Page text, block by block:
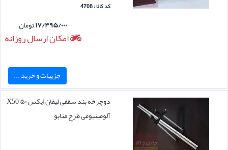
کد کالا : 4708
۱۷/۴۹۵/۰۰۰تومان
امکان ارسال روزانه
جزییات و خرید ...
دوچرخه بند سقفی لیفان ایکس ۵۰ X50
آلومینیومی طرح منابو